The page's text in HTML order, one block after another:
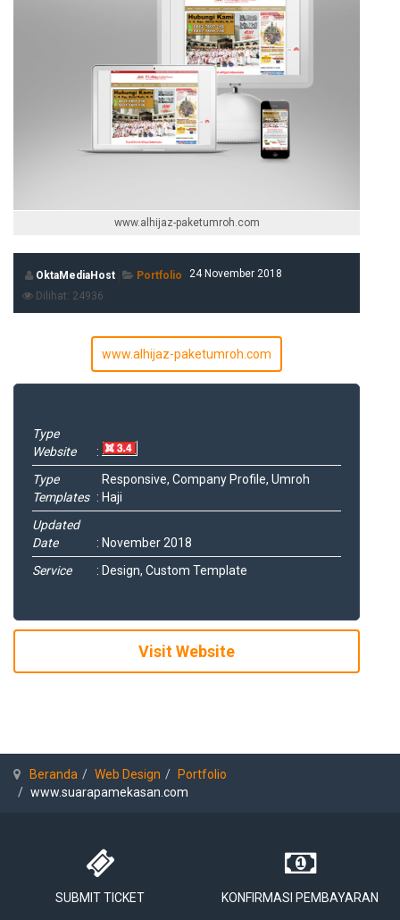
www.alhijaz-paketumroh.com
OktaMediaHost Portfolio
24 November 2018
Dilihat: 24936
www.alhijaz-paketumroh.com
Type
Website
:
Type
Templates :
Responsive, Company Profile, Umroh
Haji
Updated
Date
: November 2018
Service
: Design, Custom Template
Visit Website
Beranda Web Design
Portfolio
www.suarapamekasan.com
SUBMIT TICKET KONFIRMASI PEMBAYARAN